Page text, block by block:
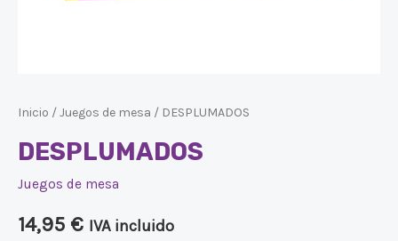
Inicio /Juegos de mesa / DESPLUMADOS
DESPLUMADOS
Juegos de mesa
14,95 € IVA incluido